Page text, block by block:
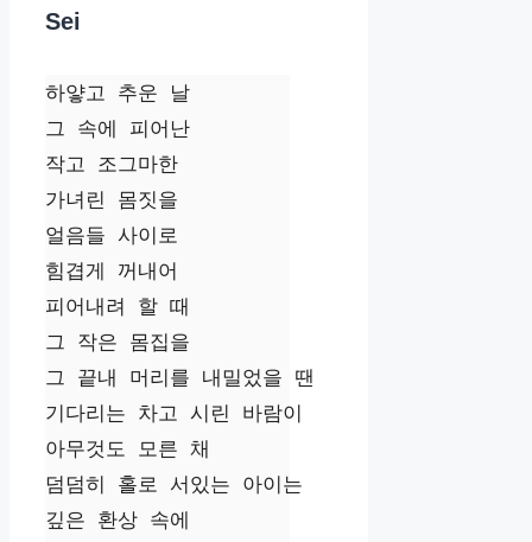
Sei
하얗고 추운 날
그 속에 피어난
작고 조그마한
가녀린 몸짓을
얼음들 사이로
힘겹게 꺼내어
피어내려 할 때
그 작은 몸집을
그 끝내 머리를 내밀었을 땐
기다리는 차고 시린 바람이
아무것도 모른 채
덤덤히 홀로 서있는 아이는
깊은 환상 속에